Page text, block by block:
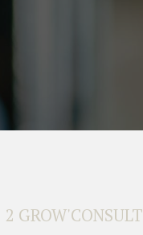
2 GROW'CONSULT